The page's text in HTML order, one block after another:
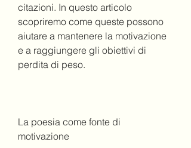
citazioni. In questo articolo
scopriremo come queste possono
aiutare a mantenere la motivazione
e a raggiungere gli obiettivi di
perdita di peso.
La poesia come fonte di
motivazione